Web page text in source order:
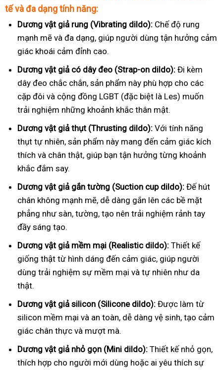
tế và đa dạng tính năng:
Dương vật giả rung (Vibrating dildo): Chế độ rung
mạnh mẽ và đa dạng, giúp người dùng tận hưởng cảm
giác khoái cảm đỉnh cao.
Dương vật giả có dây đeo (Strap-on dildo): Đi kèm
dây đeo chắc chắn, sản phẩm này phù hợp cho các
cặp đôi và cộng đồng LGBT (đặc biệt là Les) muốn
trải nghiệm những khoảnh khắc thân mật.
Dương vật giả thụt (Thrusting dildo): Với tính năng
thụt tự nhiên, sản phẩm này mang đến cảm giác kích
thích và chân thật, giúp bạn tận hưởng từng khoảnh
khắc đắm say.
Dương vật giả gắn tường (Suction cup dildo): Đế hút
chân không mạnh mẽ, dễ dàng gắn lên các bề mặt
phẳng như sàn, tường, tạo nên trải nghiệm rảnh tay
đầy sáng tạo.
Dương vật giả mềm mại (Realistic dildo): Thiết kế
giống thật từ hình dáng đến cảm giác, giúp người
dùng trải nghiệm sự mềm mại và tự nhiên như da
thật.
Dương vật giả silicon (Silicone dildo): Được làm từ
silicon mềm mại và an toàn, dễ dàng vệ sinh, tạo cảm
giác chân thực và mượt mà.
Dương vật giả nhỏ gọn (Mini dildo): Thiết kế nhỏ gọn,
thích hợp cho người mới dùng hoặc ai yêu thích sự